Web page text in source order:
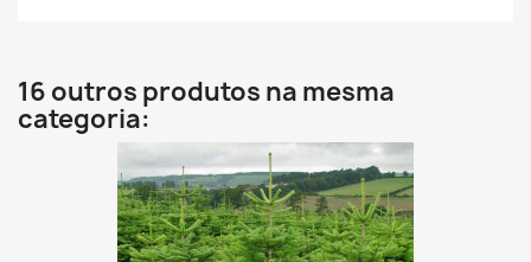
16 outros produtos na mesma
categoria: